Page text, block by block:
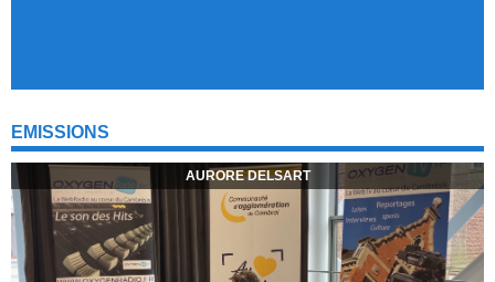
EMISSIONS
AURORE DELSART